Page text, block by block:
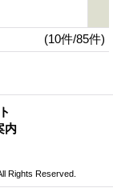
(10件/85件)
内
Rights Reserved.